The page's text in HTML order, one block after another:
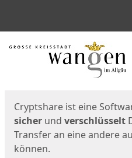
Start
Cryptshare ist eine
sicher und verschlüsselt
Transfer an eine andere
können.